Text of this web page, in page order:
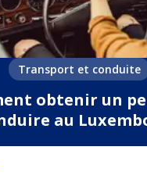
Transport et conduite
obtenir un
au